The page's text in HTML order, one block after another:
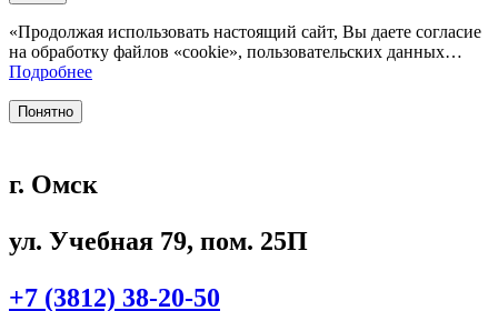
«Продолжая использовать настоящий сайт, Вы даете согласие
на обработку файлов «cookie», пользовательских данных…
Подробнее
Понятно
г. Омск
ул. Учебная 79, пом. 25П
+7 (3812) 38-20-50